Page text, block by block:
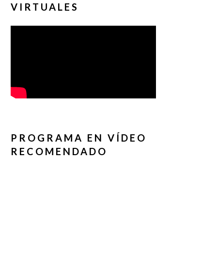
VIRTUALES
PROGRAMA EN VÍDEO
RECOMENDADO